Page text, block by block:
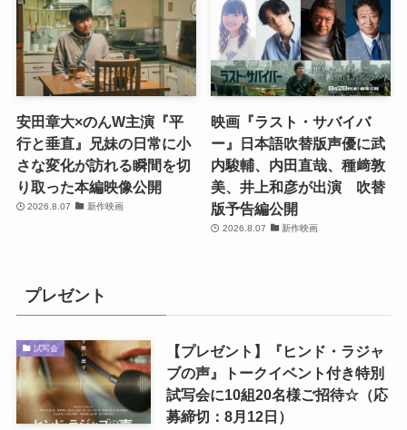
安田章大×のんW主演『平
行と垂直』兄妹の日常に小
さな変化が訪れる瞬間を切
り取った本編映像公開
2026.8.07 新作映画
映画『ラスト・サバイバ
ー』日本語吹替版声優に武
内駿輔、内田直哉、種﨑敦
美、井上和彦が出演 吹替
版予告編公開
2026.8.07 新作映画
プレゼント
試写会
【プレゼント】『ヒンド・ラジャ
ブの声』トークイベント付き特別
試写会に10組20名様ご招待☆（応
募締切：8月12日）